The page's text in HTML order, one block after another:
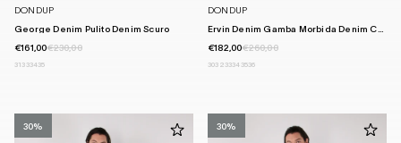
DONDUP
George Denim Pulito Denim Scuro
€161,00€230,00
31 3334 35
DONDUP
€182,00€260,00
3032 3334 3536
30% 30%